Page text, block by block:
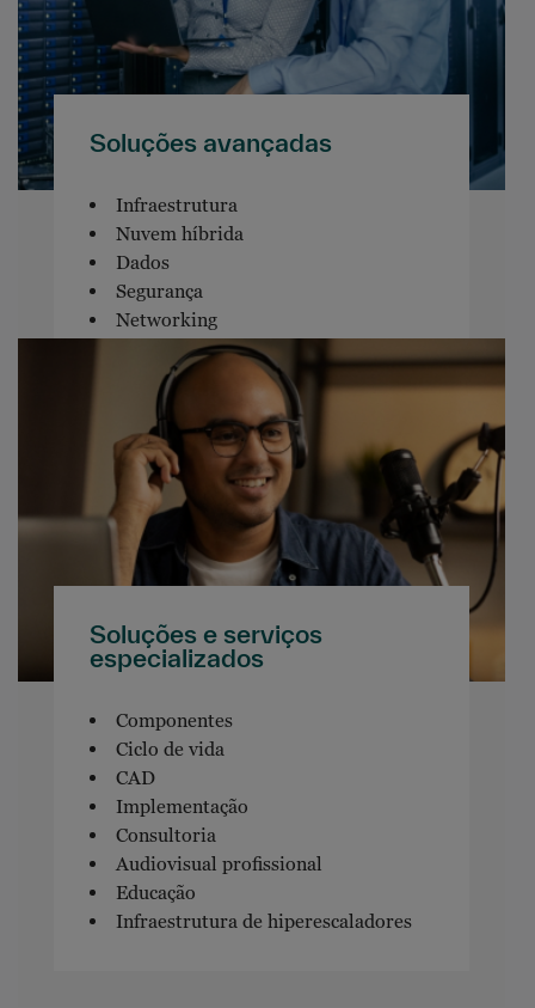
Soluções avançadas
Infraestrutura
Nuvem híbrida
Dados
Segurança
Networking
Software
Soluções e serviços
especializados
Componentes
Ciclo de vida
CAD
Implementação
Consultoria
Audiovisual profissional
Educação
Infraestrutura de hiperescaladores